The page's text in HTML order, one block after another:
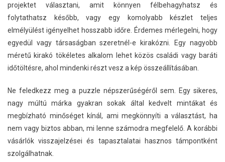
projektet választani, amit könnyen félbehagyhatsz és
folytathatsz később, vagy egy komolyabb készlet teljes
elmélyülést igényelhet hosszabb időre. Érdemes mérlegelni, hogy
egyedül vagy társaságban szeretnél-e kirakózni. Egy nagyobb
méretű kirakó tökéletes alkalom lehet közös családi vagy baráti
időtöltésre, ahol mindenki részt vesz a kép összeállításában.
Ne feledkezz meg a puzzle népszerűségéről sem. Egy sikeres,
nagy múltú márka gyakran sokak által kedvelt mintákat és
megbízható minőséget kínál, ami megkönnyíti a választást, ha
nem vagy biztos abban, mi lenne számodra megfelelő. A korábbi
vásárlók visszajelzései és tapasztalatai hasznos támpontként
szolgálhatnak.